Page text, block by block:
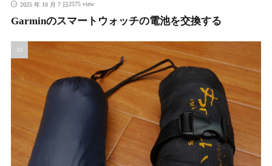
2025 年 10 月 7 日2575 view
Garminのスマートウォッチの電池を交換する